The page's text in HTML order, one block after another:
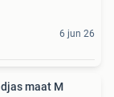
6 jun 26
maat M